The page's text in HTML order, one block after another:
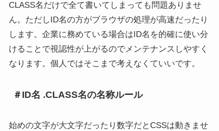
CLASS名だけで全て書いてしまっても問題ありませ
ん。ただしID名の方がブラウザの処理が高速だったり
します。企業に務めている場合はID名を的確に使い分
けることで視認性が上がるのでメンテナンスしやすく
なります。個人ではそこまで考えなくていいです。
＃ID名 .CLASS名の名称ルール
始めの文字が大文字だったり数字だとCSSは動きませ